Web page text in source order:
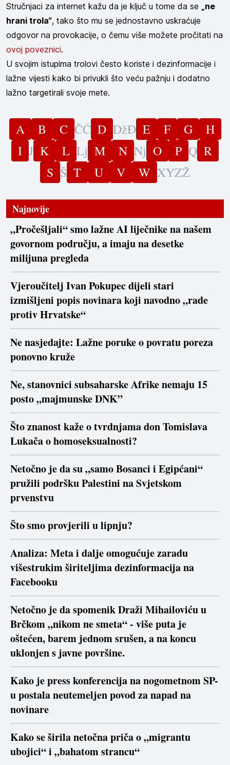
Stručnjaci za internet kažu da je ključ u tome da se
„ne
hrani trola“, tako što mu se jednostavno uskraćuje
odgovor na provokacije, o čemu više možete pročitati na
ovoj poveznici.
U svojim istupima trolovi često koriste i dezinformacije i
lažne vijesti kako bi privukli što veću pažnju i dodatno
lažno targetirali svoje mete.
A B C ČĆ D DžĐ E F G
H
I J K L Lj M N Nj O P Q R
S Š T U V W XYZŽ
Najnovije
„Pročešljali“ smo lažne AI liječnike na našem
govornom području, a imaju na desetke
milijuna pregleda
Vjeroučitelj Ivan Pokupec dijeli stari
izmišljeni popis novinara koji navodno „rade
protiv Hrvatske“
Ne nasjedajte: Lažne poruke o povratu poreza
ponovno kruže
Ne, stanovnici subsaharske Afrike nemaju 15
posto „majmunske DNK”
Što znanost kaže o tvrdnjama don Tomislava
Lukača o homoseksualnosti?
Netočno je da su „samo Bosanci i Egipćani“
pružili podršku Palestini na Svjetskom
prvenstvu
Što smo provjerili u lipnju?
Analiza: Meta i dalje omogućuje zaradu
višestrukim širiteljima dezinformacija na
Facebooku
Netočno je da spomenik Draži Mihailoviću u
Brčkom „nikom ne smeta“ - više puta je
oštećen, barem jednom srušen, a na koncu
uklonjen s javne površine.
Kako je press konferencija na nogometnom SP-
u postala neutemeljen povod za napad na
novinare
Kako se širila netočna priča o „migrantu
ubojici“ i „bahatom strancu“